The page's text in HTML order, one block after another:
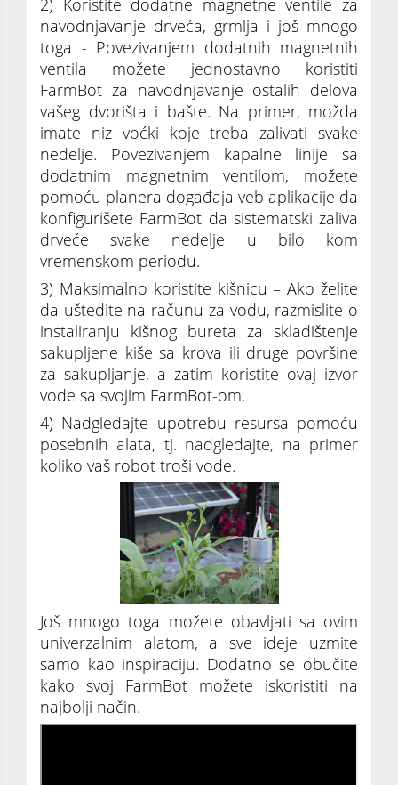
navodnjavanje drveća, grmlja i još mnogo
toga - Povezivanjem dodatnih magnetnih
ventila možete jednostavno koristiti
FarmBot za navodnjavanje ostalih delova
vašeg dvorišta i bašte. Na primer, možda
imate niz voćki koje treba zalivati svake
nedelje. Povezivanjem kapalne linije sa
dodatnim magnetnim ventilom, možete
pomoću planera događaja veb aplikacije da
konfigurišete FarmBot da sistematski zaliva
drveće svake nedelje u bilo kom
vremenskom periodu.
3) Maksimalno koristite kišnicu – Ako želite
da uštedite na računu za vodu, razmislite o
instaliranju kišnog bureta za skladištenje
sakupljene kiše sa krova ili druge površine
za sakupljanje, a zatim koristite ovaj izvor
vode sa svojim FarmBot-om.
4) Nadgledajte upotrebu resursa pomoću
posebnih alata, tj. nadgledajte, na primer
koliko vaš robot troši vode.
Još mnogo toga možete obavljati sa ovim
univerzalnim alatom, a sve ideje uzmite
samo kao inspiraciju. Dodatno se obučite
kako svoj FarmBot možete iskoristiti na
najbolji način.